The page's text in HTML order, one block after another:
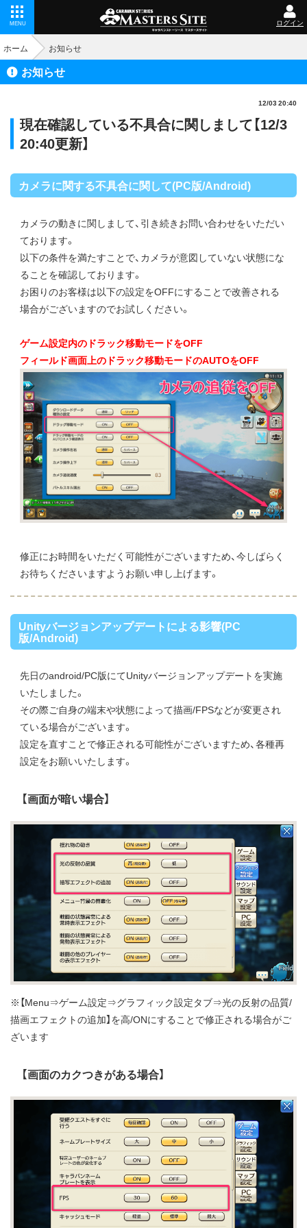
MENU ログイン
ホーム お知らせ
お知らせ
12/03 20:40
現在確認している不具合に関しまして【12/3
20:40更新】
カメラに関する不具合に関して(PC版/Android)
カメラの動きに関しまして、引き続きお問い合わせをいただい
ております。
以下の条件を満たすことで、カメラが意図していない状態にな
ることを確認しております。
お困りのお客様は以下の設定をOFFにすることで改善される
場合がございますのでお試しください。
ゲーム設定内のドラック移動モードをOFF
フィールド画面上のドラック移動モードのAUTOをOFF
修正にお時間をいただく可能性がございますため、今しばらく
お待ちくださいますようお願い申し上げます。
Unityバージョンアップデートによる影響(PC
版/Android)
先日のandroid/PC版にてUnityバージョンアップデートを実施
いたしました。
その際ご自身の端末や状態によって描画/FPSなどが変更され
ている場合がございます。
設定を直すことで修正される可能性がございますため、各種再
設定をお願いいたします。
【画面が暗い場合】
※【Menu⇒ゲーム設定⇒グラフィック設定タブ⇒光の反射の品質/
描画エフェクトの追加】を高/ONにすることで修正される場合がご
ざいます
【画面のカクつきがある場合】